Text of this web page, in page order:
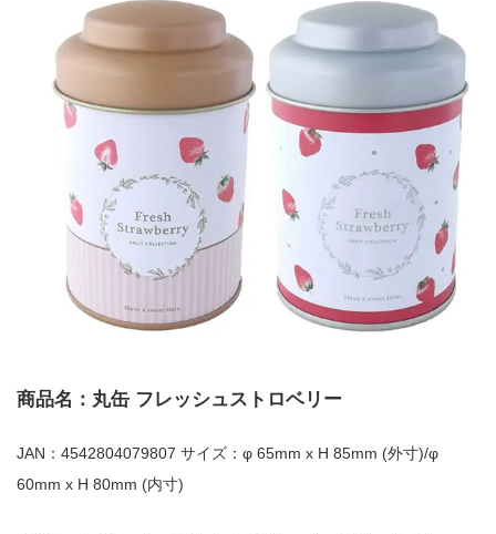
商品名：丸缶 フレッシュストロベリー
JAN：4542804079807 サイズ：φ 65mm x H 85mm (外寸)/φ
60mm x H 80mm (内寸)